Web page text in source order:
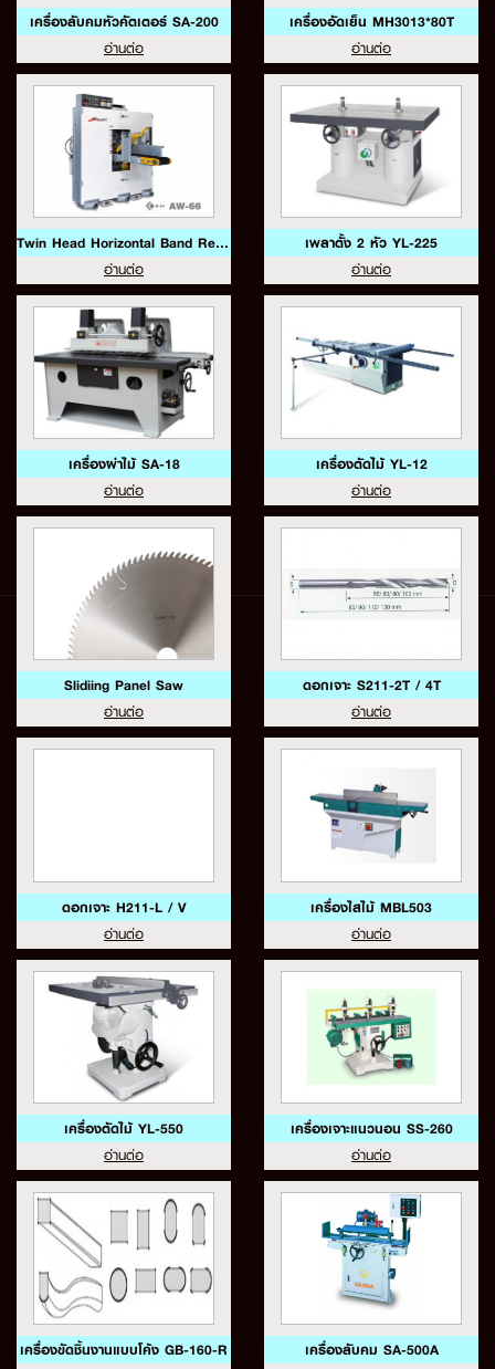
เครื่องลับคมหัวคัตเตอร์ SA-200
อ่านต่อ
เครื่องอัดเย็น MH3013*80T
อ่านต่อ
Twin Head Horizontal Band Re Saw Model:AW-66
อ่านต่อ
เพลาตั้ง 2 หัว YL-225
อ่านต่อ
เครื่องผ่าไม้ SA-18
อ่านต่อ
เครื่องตัดไม้ YL-12
อ่านต่อ
Slidiing Panel Saw
อ่านต่อ
ดอกเจาะ S211-2T / 4T
อ่านต่อ
ดอกเจาะ H211-L / V
อ่านต่อ
เครื่องไสไม้ MBL503
อ่านต่อ
เครื่องตัดไม้ YL-550
อ่านต่อ
เครื่องเจาะแนวนอน SS-260
อ่านต่อ
เครื่องขัดชิ้นงานแบบโค้ง GB-160-R เครื่องลับคม SA-500A